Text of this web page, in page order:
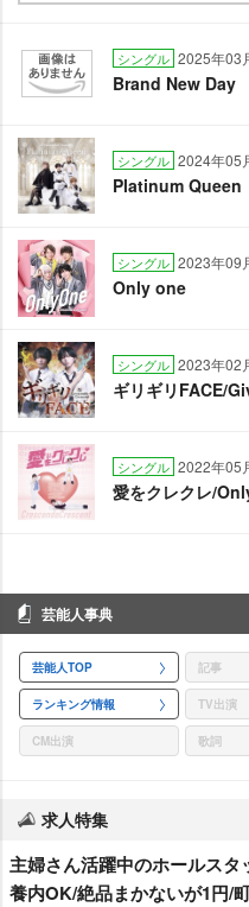
シングル 2025年03
Brand New Day
シングル 2024年05
Platinum Queen
シングル 2023年09
Only one
シングル 2023年02
ギリギリFACE/
シングル 2022年05
愛をクレクレ/
芸能人事典
芸能人TOP 記事
ランキング情報 TV出演
CM出演 歌詞
求人特集
主婦さん活躍中のホールス
養内OK/絶品まかないが1円/